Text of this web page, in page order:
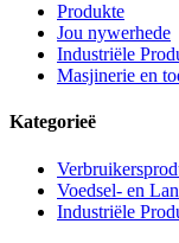
Produkte
Jou nywerhede
Industriële
Masjinerie en
Kategorieë
Voedsel- en
Industriële